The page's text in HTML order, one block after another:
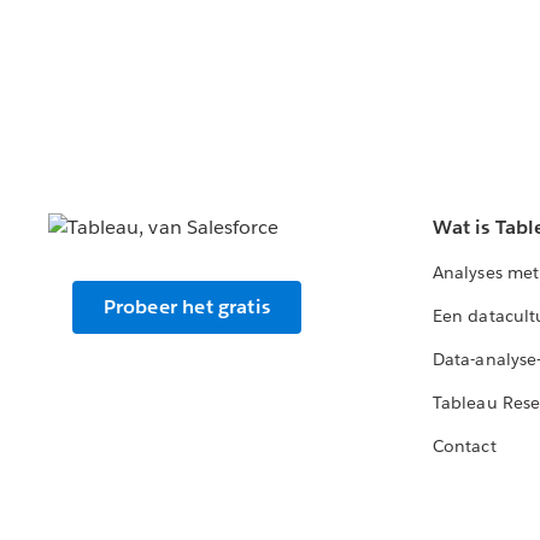
Probeer het gratis
Wat is
Analyses
Een
Data-
Tableau
Contact